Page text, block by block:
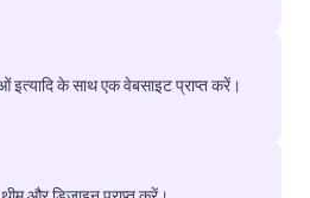
के साथ एक वेबसाइट प्राप्त करें।